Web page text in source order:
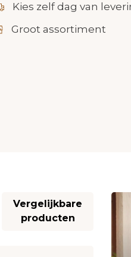
Kies zelf dag van
Groot assortiment
Vergelijkbare
producten